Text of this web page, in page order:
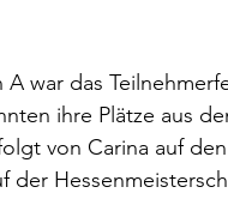
A war das
ihre Plätze aus
von Carina auf
der